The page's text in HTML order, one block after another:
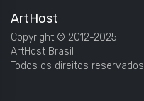
ArtHost
Copyright © 2012-2025
ArtHost Brasil
Todos os direitos reservados